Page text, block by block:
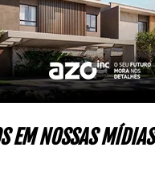
EM NOSSAS MÍDIAS